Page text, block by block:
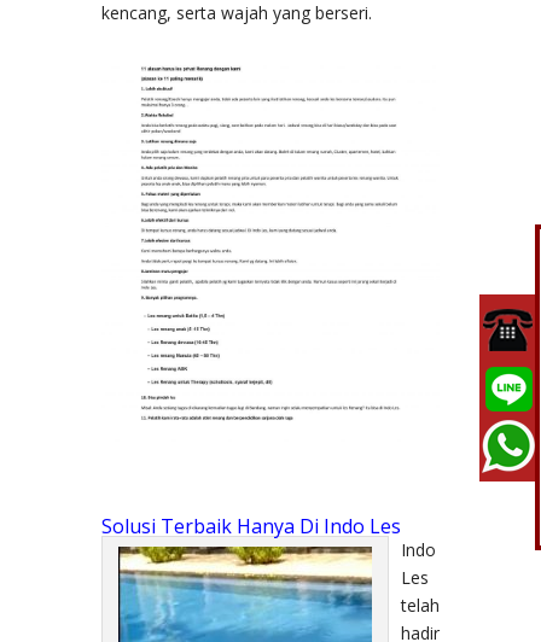
kencang, serta wajah yang berseri.
Solusi Terbaik Hanya Di Indo Les
Indo
Les
telah
hadir